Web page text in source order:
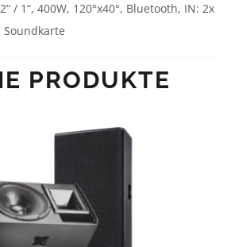
/ 1“, 400W, 120°x40°, Bluetooth, IN: 2x
Soundkarte
PRODUKTE